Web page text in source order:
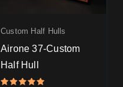
Custom Half Hulls
Airone 37-Custom
Half Hull